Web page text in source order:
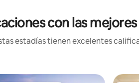
con las
estadías tienen excelentes